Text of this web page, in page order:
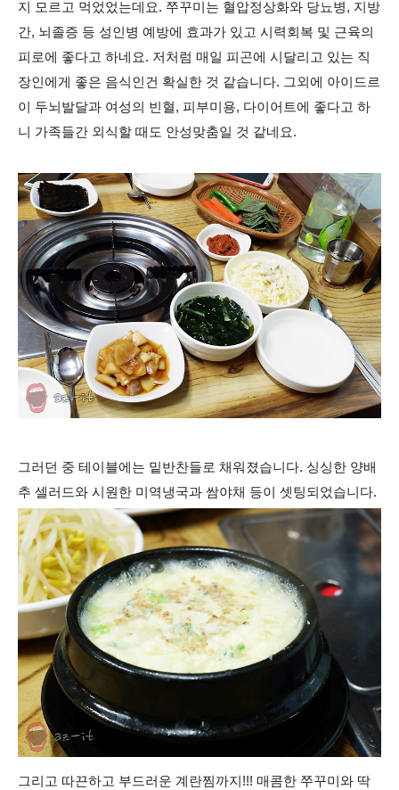
지 모르고 먹었었는데요. 쭈꾸미는 혈압정상화와 당뇨병, 지방
간, 뇌졸증 등 성인병 예방에 효과가 있고 시력회복 및 근육의
피로에 좋다고 하네요. 저처럼 매일 피곤에 시달리고 있는 직
장인에게 좋은 음식인건 확실한 것 같습니다. 그외에 아이드르
이 두뇌발달과 여성의 빈혈, 피부미용, 다이어트에 좋다고 하
니 가족들간 외식할 때도 안성맞춤일 것 같네요.
그러던 중 테이블에는 밑반찬들로 채워졌습니다. 싱싱한 양배
추 셀러드와 시원한 미역냉국과 쌈야채 등이 셋팅되었습니다.
그리고 따끈하고 부드러운 계란찜까지!!! 매콤한 쭈꾸미와 딱